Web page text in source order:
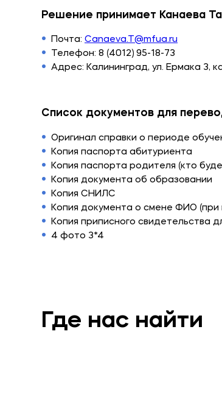
Решение принимает Канаева
Почта: Canaeva.T@mfua.ru
Телефон: 8 (4012) 95-18-73
Адрес: Калининград, ул. Ермака 3,
Список документов для
Оригинал справки о периоде
Копия паспорта абитуриента
Копия паспорта родителя (кто
Копия документа об образовании
Копия СНИЛС
Копия документа о смене ФИО (при
Копия приписного свидетельства
4 фото 3*4
Где нас найти